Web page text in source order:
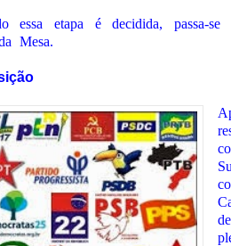
essa etapa é decidida, passa-
Mesa.